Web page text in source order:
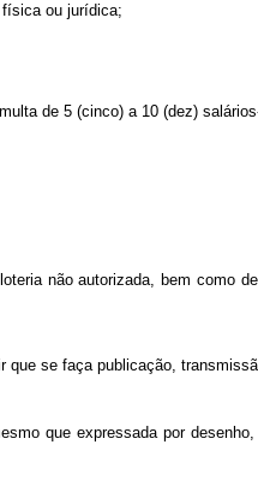
ou jurídica;
de 5 (cinco) a 10 (dez)
não autorizada, bem como
se faça publicação,
que expressada por desenho,